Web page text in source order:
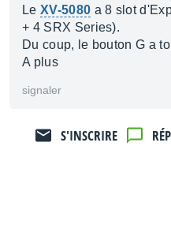
Le XV-5080 a 8 slot
+ 4 SRX Series).
Du coup, le bouton G a
A plus
signaler
S'INSCRIRE